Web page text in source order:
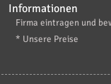
Informationen
Firma eintragen und
* Unsere Preise